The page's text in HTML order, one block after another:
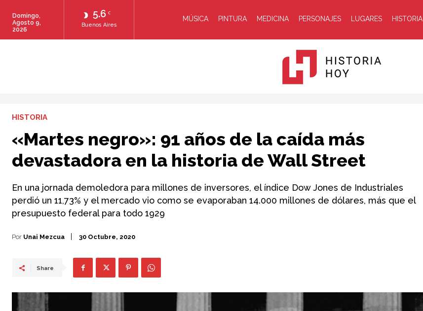
5.6 C
Buenos Aires
Domingo,
Agosto 9,
2026
MÚSICA PINTURA MEDICINA PERSONAJES LUGARES HISTORIA
Hoy
HISTORIA
«Martes negro»: 91 años de la caída más
devastadora en la historia de Wall Street
En una jornada demoledora para millones de inversores, el índice Dow Jones de Industriales
perdió un 11,73% y el mercado vio como se evaporaban 14.000 millones de dólares, más que el
presupuesto federal para todo 1929
Por Unai Mezcua 30 Octubre, 2020
Share